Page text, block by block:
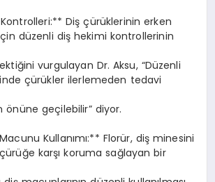
Diş çürüklerinin erken
düzenli diş hekimi kontrollerinin
vurgulayan Dr. Aksu, “Düzenli
çürükler ilerlemeden tedavi
önüne geçilebilir” diyor.
Kullanımı:** Florür, diş minesini
karşı koruma sağlayan bir